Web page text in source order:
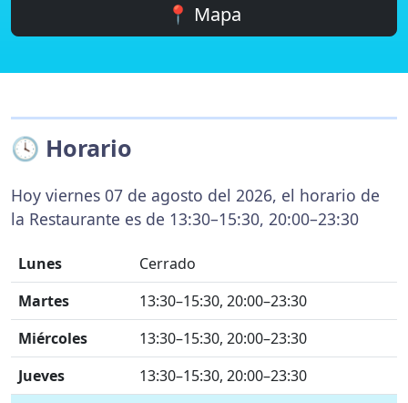
📍 Mapa
🕓 Horario
Hoy viernes 07 de agosto del 2026, el horario de
la Restaurante es de 13:30–15:30, 20:00–23:30
Lunes
Cerrado
Martes
13:30–15:30, 20:00–23:30
Miércoles
13:30–15:30, 20:00–23:30
Jueves
13:30–15:30, 20:00–23:30